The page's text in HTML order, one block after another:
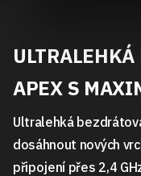
APEX S
Ultralehká
dosáhnout nových
připojení přes 2,4